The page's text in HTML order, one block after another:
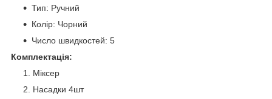
Тип: Ручний
Колір: Чорний
Число швидкостей: 5
Комплектація:
Міксер
Насадки 4шт